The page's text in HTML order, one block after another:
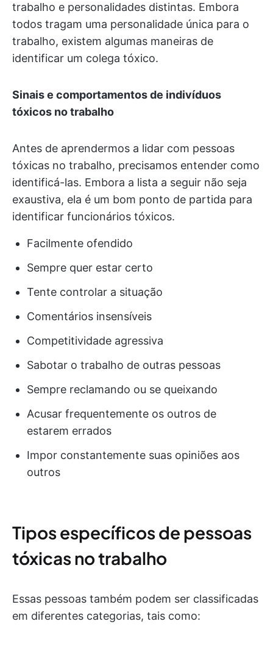
trabalho e personalidades distintas. Embora
todos tragam uma personalidade única para o
trabalho, existem algumas maneiras de
identificar um colega tóxico.
Sinais e comportamentos de indivíduos
tóxicos no trabalho
Antes de aprendermos a lidar com pessoas
tóxicas no trabalho, precisamos entender como
identificá-las. Embora a lista a seguir não seja
exaustiva, ela é um bom ponto de partida para
identificar funcionários tóxicos.
Facilmente ofendido
Sempre quer estar certo
Tente controlar a situação
Comentários insensíveis
Competitividade agressiva
Sabotar o trabalho de outras pessoas
Sempre reclamando ou se queixando
Acusar frequentemente os outros de
estarem errados
Impor constantemente suas opiniões aos
outros
Tipos específicos de pessoas
tóxicas no trabalho
Essas pessoas também podem ser classificadas
em diferentes categorias, tais como: